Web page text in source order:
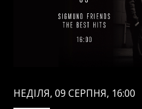
НЕДІЛЯ, 09 СЕРПНЯ, 16:00